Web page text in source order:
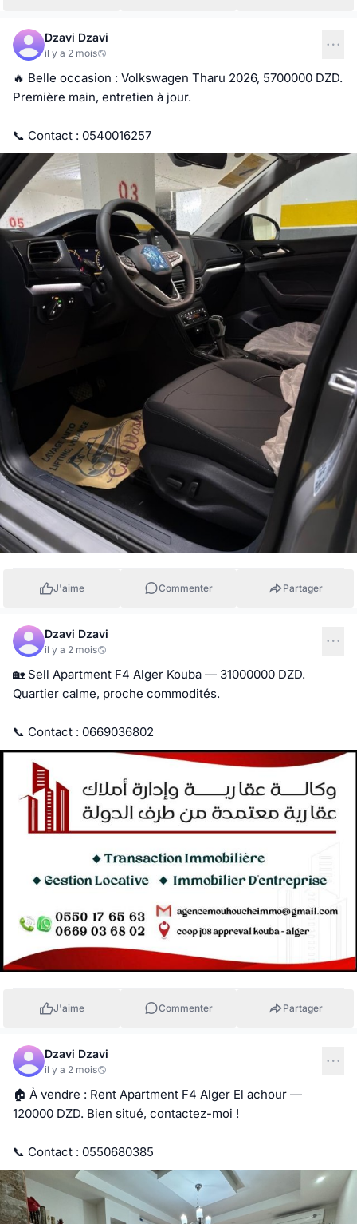
Dzavi Dzavi
il y a 2 mois
🔥 Belle occasion : Volkswagen Tharu 2026, 5700000 DZD.
Première main, entretien à jour.
📞 Contact : 0540016257
J'aime Commenter Partager
Dzavi Dzavi
il y a 2 mois
🏡 Sell Apartment F4 Alger Kouba — 31000000 DZD.
Quartier calme, proche commodités.
📞 Contact : 0669036802
J'aime Commenter Partager
Dzavi Dzavi
il y a 2 mois
🏠 À vendre : Rent Apartment F4 Alger El achour —
120000 DZD. Bien situé, contactez-moi !
📞 Contact : 0550680385